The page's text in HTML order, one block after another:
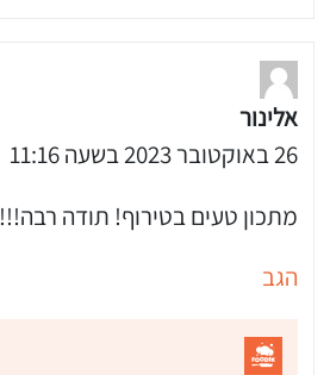
אלינור
26 באוקטובר 2023 בשעה 11:16
מתכון טעים בטירוף! תודה רבה!!!
הגב